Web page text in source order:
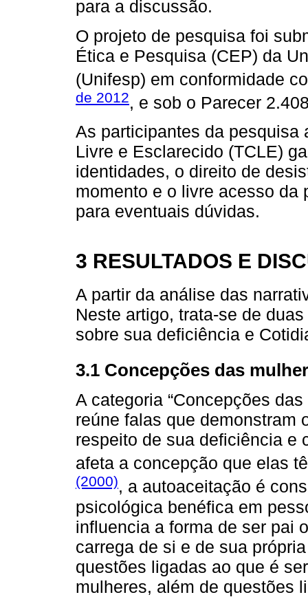
para a discussão.
O projeto de pesquisa foi
Ética e Pesquisa (CEP) da
(Unifesp) em conformidade
de 2012, e sob o Parecer
As participantes da pesquisa
Livre e Esclarecido (TCLE)
identidades, o direito de
momento e o livre acesso da
para eventuais dúvidas.
3 RESULTADOS E
A partir da análise das
Neste artigo, trata-se de
sobre sua deficiência e
3.1 Concepções das
A categoria “Concepções
reúne falas que demonstram
respeito de sua deficiência e
afeta a concepção que elas
(2000), a autoaceitação é
psicológica benéfica em
influencia a forma de ser pai
carrega de si e de sua
questões ligadas ao que é
mulheres, além de questões